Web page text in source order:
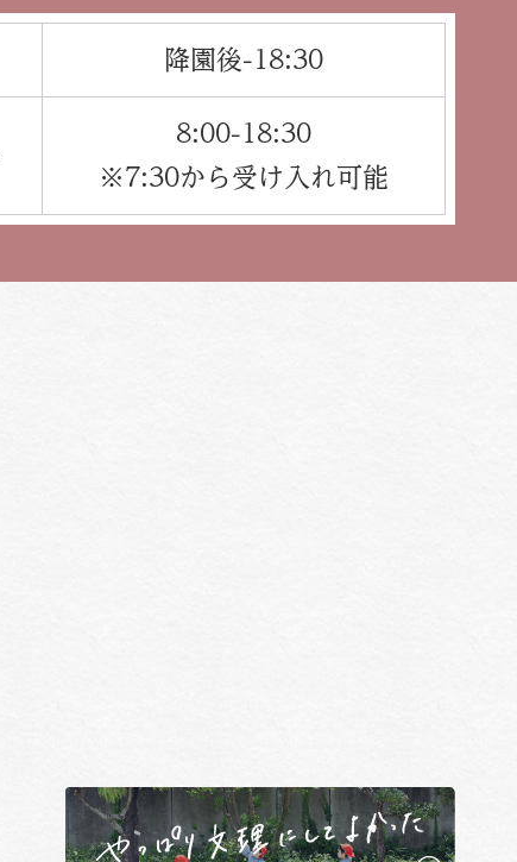
降園後-18:30
8:00-18:30
※7:30から受け入れ可能